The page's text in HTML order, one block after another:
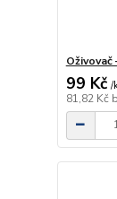
99 Kč /
81,82 Kč